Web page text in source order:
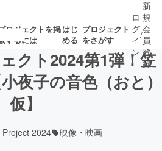
ロジェクトを掲
するには
はじ
める
プロジェクト
をさがす
新着プロ
ロ
グ
イ
ン
/
新
規
会
員
登
録
クト2024第1弾！笠
夜子の音色（おと）
仮】
2024 映像・映画